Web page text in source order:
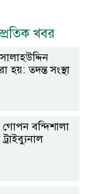
খবর
তদন্ত সংস্থা
বন্দিশালা